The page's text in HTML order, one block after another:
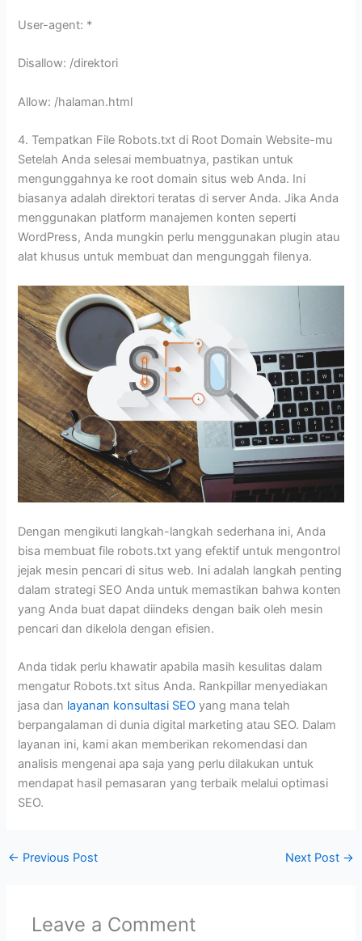
User-agent: *
Disallow: /direktori
Allow: /halaman.html
4. Tempatkan File Robots.txt di Root Domain Website-mu
Setelah Anda selesai membuatnya, pastikan untuk
mengunggahnya ke root domain situs web Anda. Ini
biasanya adalah direktori teratas di server Anda. Jika Anda
menggunakan platform manajemen konten seperti
WordPress, Anda mungkin perlu menggunakan plugin atau
alat khusus untuk membuat dan mengunggah filenya.
Dengan mengikuti langkah-langkah sederhana ini, Anda
bisa membuat file robots.txt yang efektif untuk mengontrol
jejak mesin pencari di situs web. Ini adalah langkah penting
dalam strategi SEO Anda untuk memastikan bahwa konten
yang Anda buat dapat diindeks dengan baik oleh mesin
pencari dan dikelola dengan efisien.
Anda tidak perlu khawatir apabila masih kesulitas dalam
mengatur Robots.txt situs Anda. Rankpillar menyediakan
jasa dan layanan konsultasi SEO yang mana telah
berpangalaman di dunia digital marketing atau SEO. Dalam
layanan ini, kami akan memberikan rekomendasi dan
analisis mengenai apa saja yang perlu dilakukan untuk
mendapat hasil pemasaran yang terbaik melalui optimasi
SEO.
← Previous Post Next Post →
Leave a Comment